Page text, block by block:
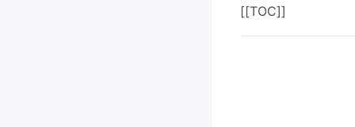
[[TOC]]